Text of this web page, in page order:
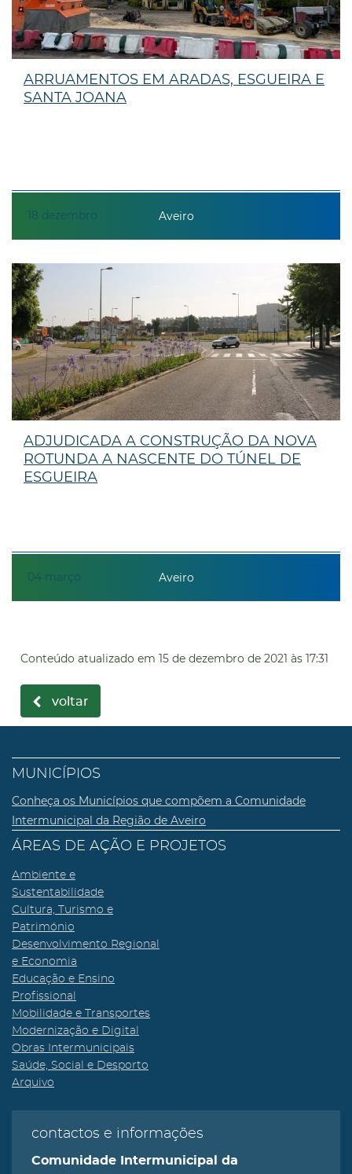
18 dezembro
ARRUAMENTOS EM ARADAS, ESGUEIRA E
SANTA JOANA
Aveiro
04 março
ADJUDICADA A CONSTRUÇÃO DA NOVA
ROTUNDA A NASCENTE DO TÚNEL DE
ESGUEIRA
Aveiro
Conteúdo atualizado em 15 de dezembro de 2021 às 17:31
voltar
MUNICÍPIOS
Conheça os Municípios que compõem a Comunidade
Intermunicipal da Região de Aveiro
ÁREAS DE AÇÃO E PROJETOS
Ambiente e
Sustentabilidade
Cultura, Turismo e
Património
Desenvolvimento Regional
e Economia
Educação e Ensino
Profissional
Mobilidade e Transportes
Modernização e Digital
Obras Intermunicipais
Saúde, Social e Desporto
Arquivo
contactos e informações
Comunidade Intermunicipal da